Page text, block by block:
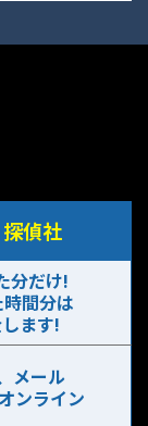
偵社
分だけ!
間分は
ます!
メール
ンライン